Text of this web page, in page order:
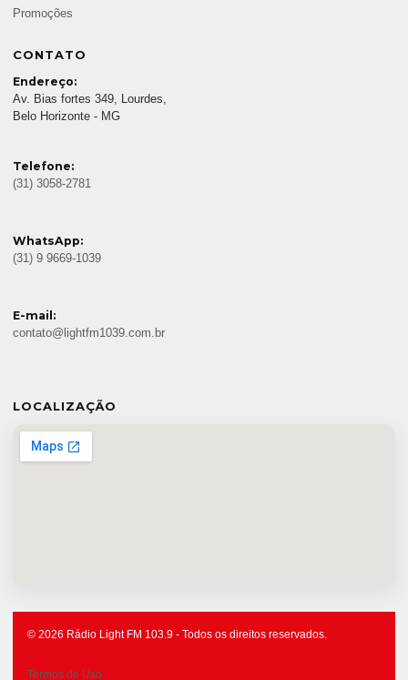
Promoções
CONTATO
Endereço:
Av. Bias fortes 349, Lourdes,
Belo Horizonte - MG
Telefone:
(31) 3058-2781
WhatsApp:
(31) 9 9669-1039
E-mail:
contato@lightfm1039.com.br
LOCALIZAÇÃO
© 2026 Rádio Light FM 103.9 - Todos os direitos reservados.
Termos de Uso